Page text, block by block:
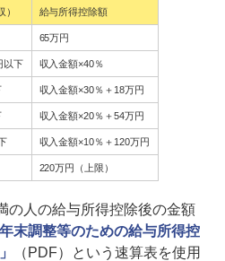
） 給与所得控除額
65万円
以下 収入金額×40％
収入金額×30％＋18万円
収入金額×20％＋54万円
収入金額×10％＋120万円
220万円（上限）
人の給与所得控除後の金額
末調整等のための給与所得控
（PDF）という速算表を使用